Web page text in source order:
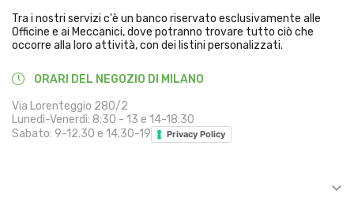
Tra i nostri servizi c'è un banco riservato esclusivamente alle
Officine e ai Meccanici, dove potranno trovare tutto ciò che
occorre alla loro attività, con dei listini personalizzati.
ORARI DEL NEGOZIO DI MILANO
Via Lorenteggio 280/2
Lunedì-Venerdì: 8:30 - 13 e 14-18:30
Sabato: 9-12.30 e 14.30-19
Privacy Policy
